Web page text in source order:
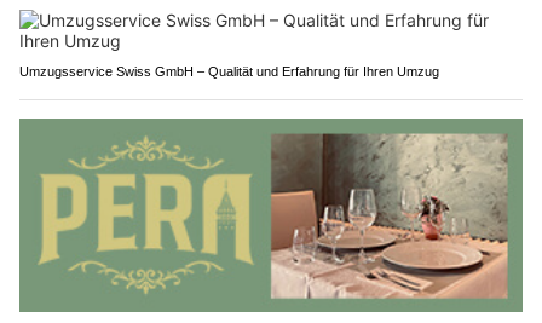
Umzugsservice Swiss GmbH – Qualität und Erfahrung für Ihren Umzug